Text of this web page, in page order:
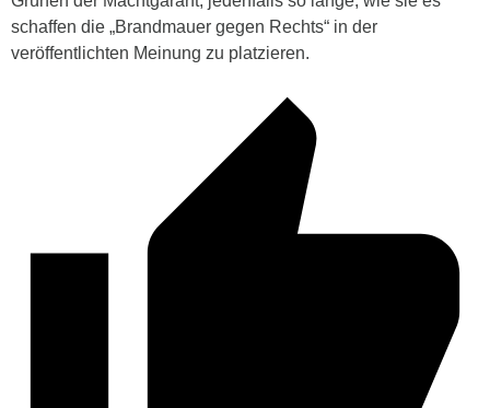
schaffen die „Brandmauer gegen Rechts“ in der
veröffentlichten Meinung zu platzieren.